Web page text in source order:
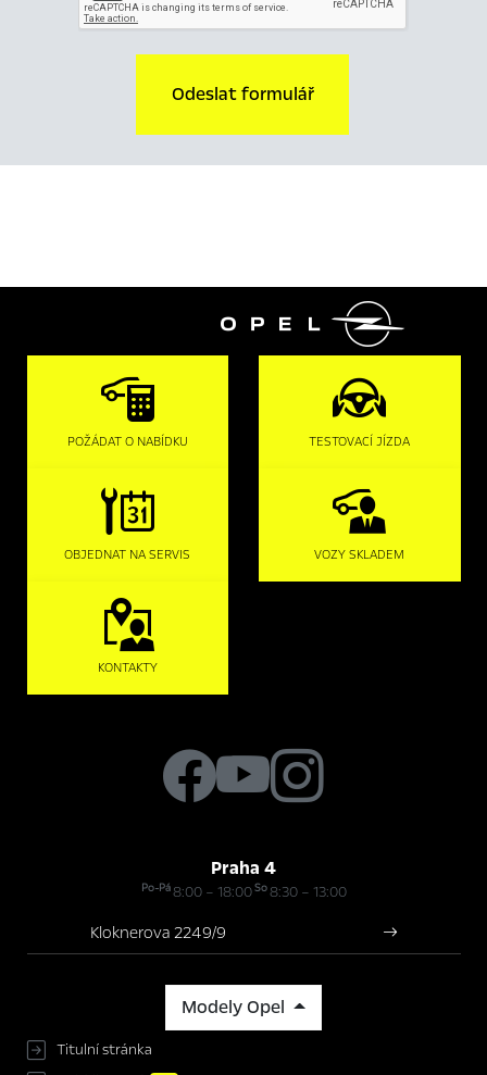
Odeslat formulář

POŽÁDAT O NABÍDKU TESTOVACÍ JÍZDA
OBJEDNAT NA SERVIS VOZY SKLADEM
KONTAKTY
Praha 4
Po-Pá8:00 – 18:00So8:30 – 13:00
Kloknerova 2249/9
Modely Opel
Titulní stránka